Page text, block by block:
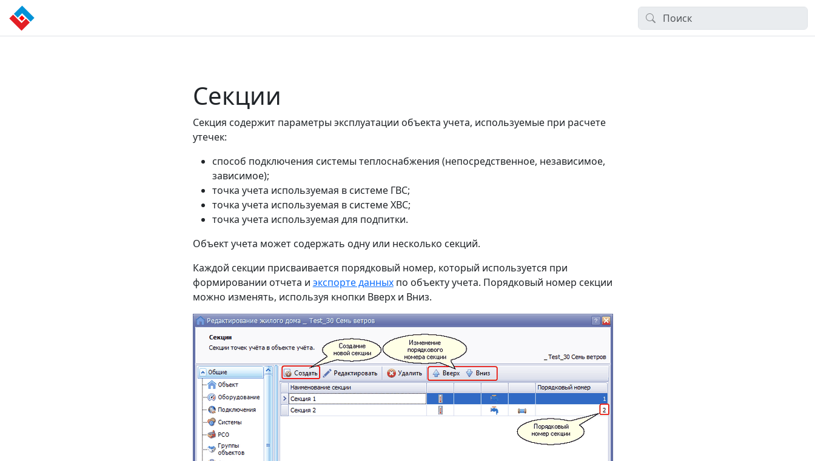
Секции
Секция содержит параметры эксплуатации объекта учета, используемые при расчете
утечек:
способ подключения системы теплоснабжения (непосредственное, независимое,
зависимое);
точка учета используемая в системе ГВС;
точка учета используемая в системе ХВС;
точка учета используемая для подпитки.
Объект учета может содержать одну или несколько секций.
Каждой секции присваивается порядковый номер, который используется при
формировании отчета и экспорте данныхпо объекту учета. Порядковый номер секции
можно изменять, используя кнопки Вверх и Вниз.